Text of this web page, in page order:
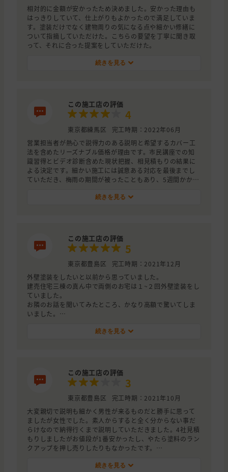
相対的に金額が安かったため決めました。安かった理由も
はっきりしていて、仕上がりもよかったので満足していま
す。塗装だけでなく建物周りの気になる点や細かい修繕に
ついて指摘していただけた。こちらの要望を丁寧に聞き取
って、それに合った提案をしていただけた。
続きを見る
この施工店の評価
4
東京都練馬区
完工時期：2022年06月
営業担当者が熱心で説得力のある説明と希望するカバー工
法を含めたリーズナブル価格が理由です。市民講座での知
識習得とビデオ診断含めた現状把握、相見積もりの結果に
よる決定です。細かい施工には誠意ある対応を最後までし
ていただき、梅雨の期間が被ったこともあり、5週間かかり
続きを見る
この施工店の評価
5
東京都豊島区
完工時期：2021年12月
外壁塗装をしたいと以前から思っていました。
建売住宅三棟の真ん中で両側のお宅は１~２回外壁塗装をし
ていました。
お隣のお話を聞いてみたところ、かなり高額で驚いてしま
いました。
にありましたが、すごく胡散臭く真剣にうけいられません
インターネットで調べたところ無料査定のサイトがありま
した。
それが「外壁塗装の窓口」さんでした。
「外壁塗装」さんは一社、他のサイトでは二社の紹介があ
使う塗料によっても違うのですが、他のサイトの一件は安
すぎて心配になりました。
もう一件は4案の提示がありました。一番が塗料の価格の違
いですが、安いものでも３００万円以上で一番高くなると
８００万円に近い見積もり額でした。
これはかなりの衝撃でした。
「外壁塗装の窓口」さんから紹介して頂いた業者さんは、
続きを見る
この施工店の評価
3
東京都豊島区
完工時期：2021年10月
大変親切で説明も細かく男性が来るものだと勝手に思って
ましたが女性でした。素人からすると全く分からない事だ
らけなので納得行くまで説明していただきました。4社見積
もりしましたがお値段が1番安かったし、やたら塗料のラン
クアップを押し売りしたりもなかったです。
事はわかりませんので、真ん中にさせていただきます。
続きを見る